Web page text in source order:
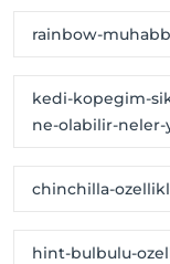
rainbow-
kedi-kopegim-
ne-olabilir-
chinchilla-
hint-bulbulu-